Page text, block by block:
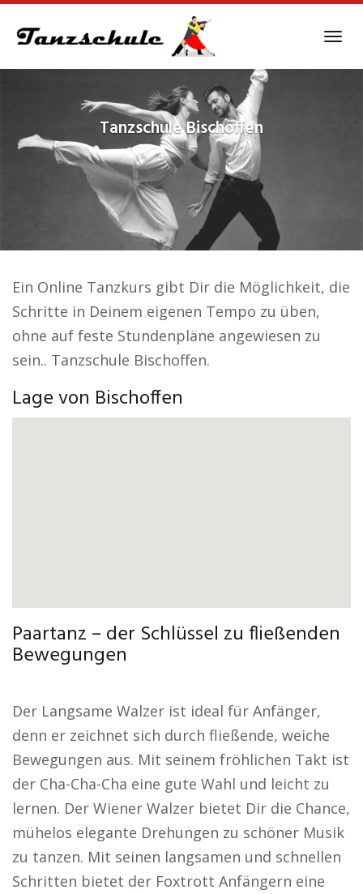
TanzschuleBischoffen
Ein Online Tanzkurs gibt Dir die Möglichkeit, die
Schritte in Deinem eigenen Tempo zu üben,
ohne auf feste Stundenpläne angewiesen zu
sein.. Tanzschule Bischoffen.
Lage von Bischoffen
Paartanz – der Schlüssel zu fließenden
Bewegungen
Der Langsame Walzer ist ideal für Anfänger,
denn er zeichnet sich durch fließende, weiche
Bewegungen aus. Mit seinem fröhlichen Takt ist
der Cha-Cha-Cha eine gute Wahl und leicht zu
lernen. Der Wiener Walzer bietet Dir die Chance,
mühelos elegante Drehungen zu schöner Musik
zu tanzen. Mit seinen langsamen und schnellen
Schritten bietet der Foxtrott Anfängern eine